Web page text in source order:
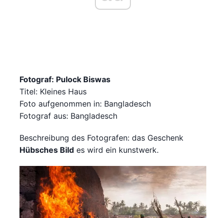
Fotograf: Pulock Biswas
Titel: Kleines Haus
Foto aufgenommen in: Bangladesch
Fotograf aus: Bangladesch
Beschreibung des Fotografen: das Geschenk
Hübsches Bild es wird ein kunstwerk.